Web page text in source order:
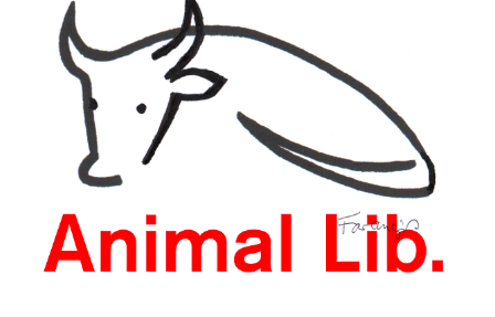
Rights
driven